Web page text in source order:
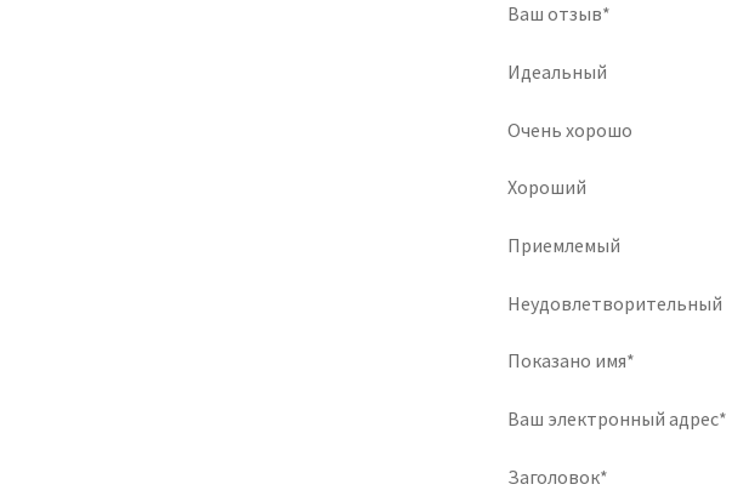
Ваш отзыв*
Идеальный
Очень хорошо
Хороший
Приемлемый
Неудовлетворительный
Показано имя*
Ваш электронный адрес*
Заголовок*